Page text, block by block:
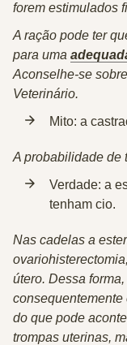
forem estimulados
A ração pode ter
para uma
Aconselhe-se
Veterinário.
Mito: a
A probabilidade de
Verdade: a
tenham cio.
Nas cadelas a
útero. Dessa
consequentemente
do que pode
trompas uterinas,